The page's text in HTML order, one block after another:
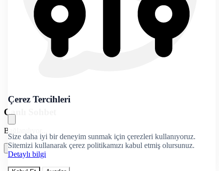
Çerez Tercihleri
Size daha iyi bir deneyim sunmak için çerezleri kullanıyoruz.
Sitemizi kullanarak çerez politikamızı kabul etmiş olursunuz.
Detaylı bilgi
Canlı Sohbet
Bağlanılıyor...